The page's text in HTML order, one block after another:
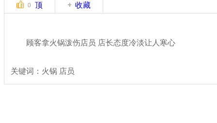
0 顶 收藏
顾客拿火锅泼伤店员 店长态度冷淡让人寒心
关键词：火锅 店员